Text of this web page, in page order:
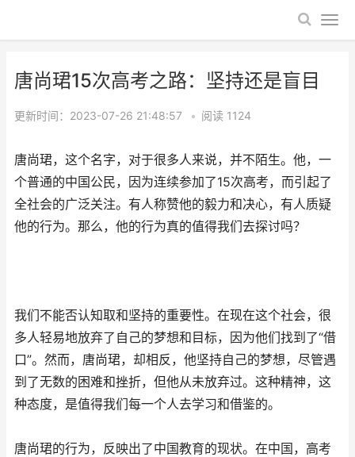
唐尚珺15次高考之路：坚持还是盲目
更新时间：2023-07-26 21:48:57 • 阅读 1124
唐尚珺，这个名字，对于很多人来说，并不陌生。他，一
个普通的中国公民，因为连续参加了15次高考，而引起了
全社会的广泛关注。有人称赞他的毅力和决心，有人质疑
他的行为。那么，他的行为真的值得我们去探讨吗？
我们不能否认知取和坚持的重要性。在现在这个社会，很
多人轻易地放弃了自己的梦想和目标，因为他们找到了“借
口”。然而，唐尚珺，却相反，他坚持自己的梦想，尽管遇
到了无数的困难和挫折，但他从未放弃过。这种精神，这
种态度，是值得我们每一个人去学习和借鉴的。
唐尚珺的行为，反映出了中国教育的现状。在中国，高考